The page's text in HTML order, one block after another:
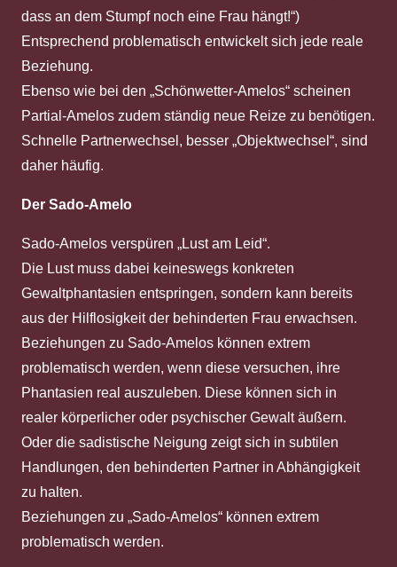
dass an dem Stumpf noch eine Frau hängt!“)
Entsprechend problematisch entwickelt sich jede reale
Beziehung.
Ebenso wie bei den „Schönwetter-Amelos“ scheinen
Partial-Amelos zudem ständig neue Reize zu benötigen.
Schnelle Partnerwechsel, besser „Objektwechsel“, sind
daher häufig.
Der Sado-Amelo
Sado-Amelos verspüren „Lust am Leid“.
Die Lust muss dabei keineswegs konkreten
Gewaltphantasien entspringen, sondern kann bereits
aus der Hilflosigkeit der behinderten Frau erwachsen.
Beziehungen zu Sado-Amelos können extrem
problematisch werden, wenn diese versuchen, ihre
Phantasien real auszuleben. Diese können sich in
realer körperlicher oder psychischer Gewalt äußern.
Oder die sadistische Neigung zeigt sich in subtilen
Handlungen, den behinderten Partner in Abhängigkeit
zu halten.
Beziehungen zu „Sado-Amelos“ können extrem
problematisch werden.